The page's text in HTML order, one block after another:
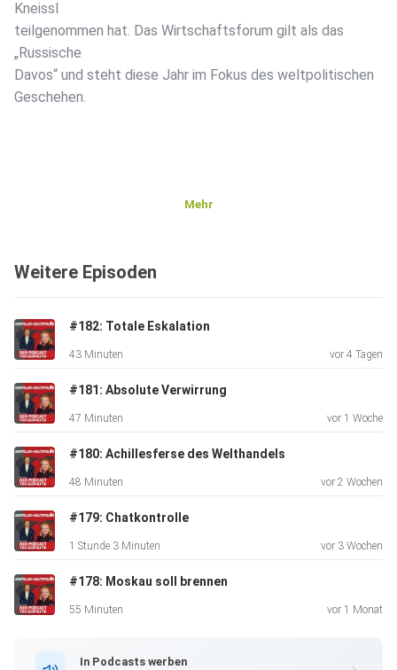
Kneissl
teilgenommen hat. Das Wirtschaftsforum gilt als das
„Russische
Davos“ und steht diese Jahr im Fokus des weltpolitischen
Geschehen.
Mehr
Weitere Episoden
#182: Totale Eskalation
43 Minuten vor 4 Tagen
#181: Absolute Verwirrung
47 Minuten vor 1 Woche
#180: Achillesferse des Welthandels
48 Minuten vor 2 Wochen
#179: Chatkontrolle
1 Stunde 3 Minuten vor 3 Wochen
#178: Moskau soll brennen
55 Minuten vor 1 Monat
In Podcasts werben